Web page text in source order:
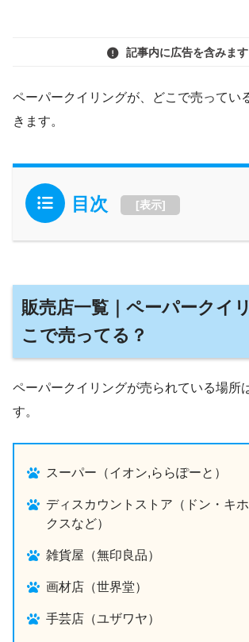
記事内に広告を含みます
ペーパークイリングが、どこで売ってい
きます。
目次 [表示]
販売店一覧｜ペーパークイ
こで売ってる？
ペーパークイリングが売られている場所
す。
スーパー（イオン,ららぽーと）
ディスカウントストア（ドン・キ
クスなど）
雑貨屋（無印良品）
画材店（世界堂）
手芸店（ユザワヤ）